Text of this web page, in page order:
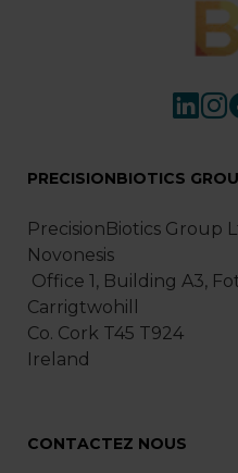
PRECISIONBIOTICS
PrecisionBiotics Group
Novonesis
Office 1, Building A3,
Carrigtwohill
Co. Cork T45 T924
Ireland
CONTACTEZ NOUS